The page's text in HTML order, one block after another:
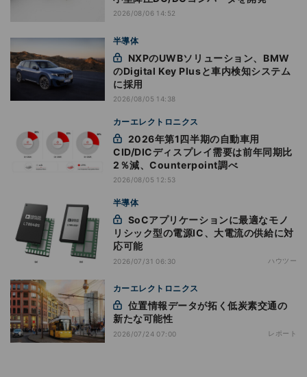
2026/08/06 14:52
半導体
のDigital Key Plusと車内検知システム
に採用
2026/08/05 14:38
カーエレクトロニクス
CID/DICディスプレイ需要は前年同期比
2％減、Counterpoint調べ
2026/08/05 12:53
半導体
リシック型の電源IC、大電流の供給に対
応可能
2026/07/31 06:30 ハウツー
カーエレクトロニクス
新たな可能性
2026/07/24 07:00 レポート